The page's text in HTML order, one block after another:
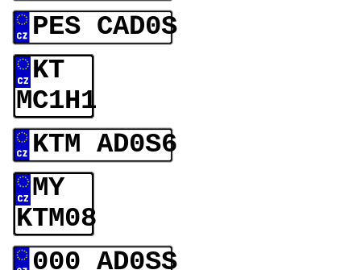
PES CAD0S
KT
MC1H1
KTM AD0S6
MY
KTM08
000 AD0SS